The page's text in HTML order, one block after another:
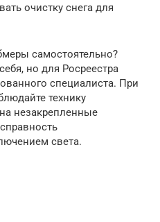
очистку снега для
самостоятельно?
но для Росреестра
специалиста. При
технику
незакрепленные
света.